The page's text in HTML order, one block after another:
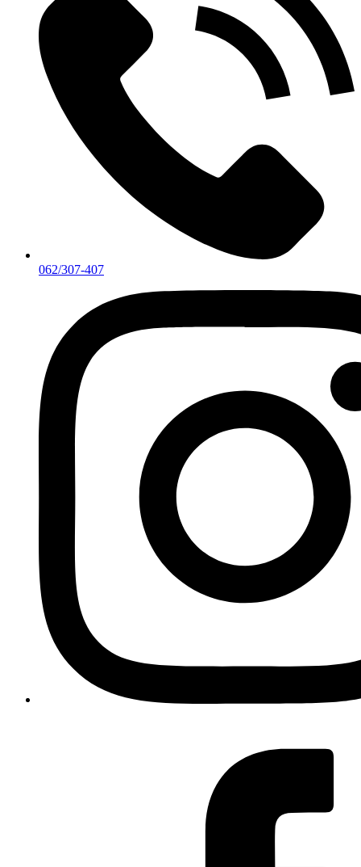
062/307-407